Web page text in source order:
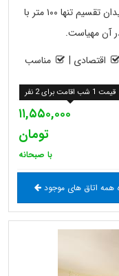
مرکز نمایشگاهی استانبول قرار گرفته است و میدان تقسیم تنها ۱۰۰ متر با
آن مهیاست.
اقتصادی |
مناسب
۱۱,۵۵۰,۰۰۰
تومان
با صبحانه
قیمت 1 شب اقامت برای 2 نفر
همه اتاق های موجود